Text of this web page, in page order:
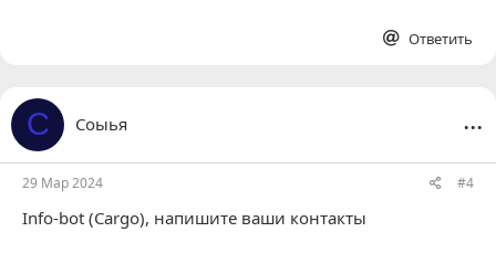
Ответить
С Соыья ...
29 Мар 2024 #4
Info-bot (Cargo), напишите ваши контакты